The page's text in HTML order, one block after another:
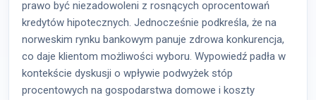
prawo być niezadowoleni z rosnących oprocentowań
kredytów hipotecznych. Jednocześnie podkreśla, że na
norweskim rynku bankowym panuje zdrowa konkurencja,
co daje klientom możliwości wyboru. Wypowiedź padła w
kontekście dyskusji o wpływie podwyżek stóp
procentowych na gospodarstwa domowe i koszty